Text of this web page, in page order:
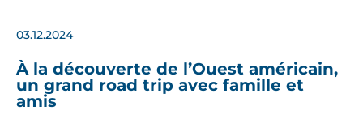
03.12.2024
À la découverte de l’Ouest américain,
un grand road trip avec famille et
amis